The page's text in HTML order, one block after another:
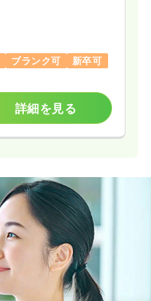
ブランク可
新卒可
詳細を見る